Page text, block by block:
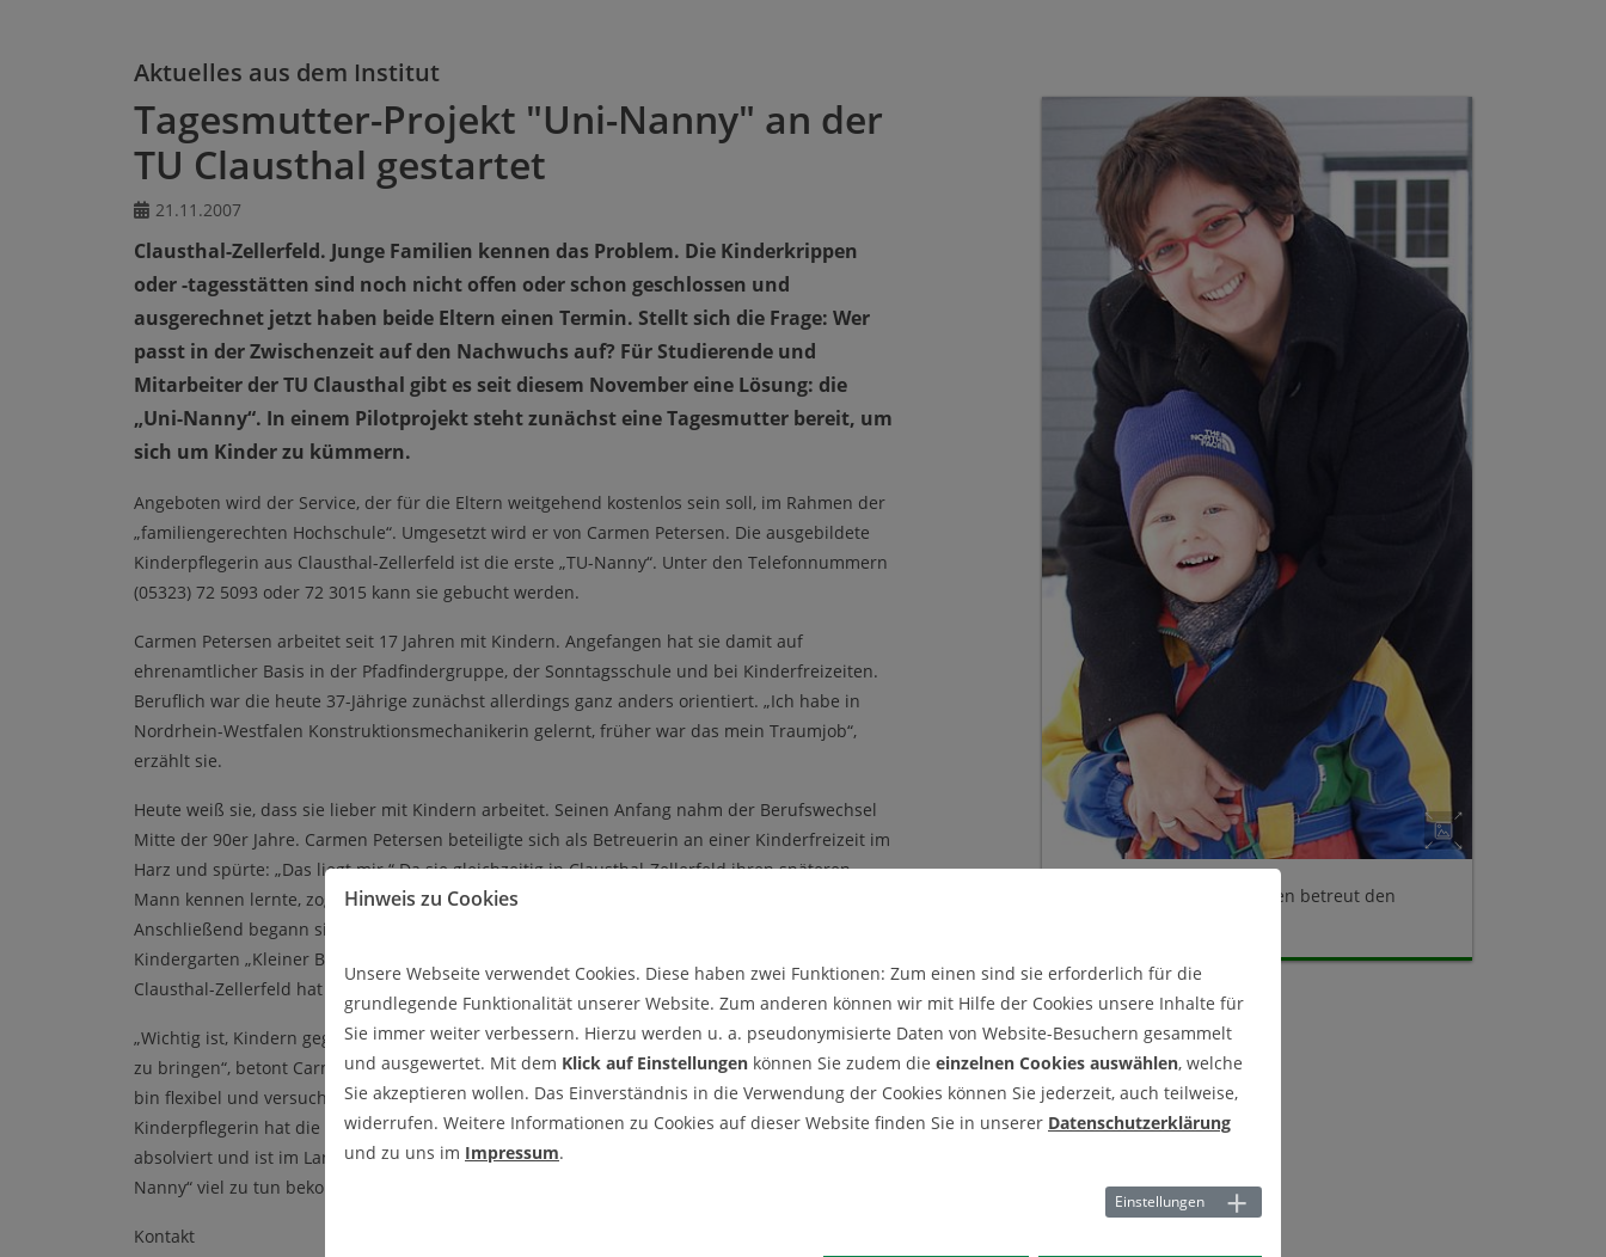
Aktuelles aus dem Institut
Tagesmutter-Projekt "Uni-Nanny" an der
TU Clausthal gestartet
21.11.2007
Clausthal-Zellerfeld. Junge Familien kennen das Problem. Die Kinderkrippen
oder -tagesstätten sind noch nicht offen oder schon geschlossen und
ausgerechnet jetzt haben beide Eltern einen Termin. Stellt sich die Frage: Wer
passt in der Zwischenzeit auf den Nachwuchs auf? Für Studierende und
Mitarbeiter der TU Clausthal gibt es seit diesem November eine Lösung: die
„Uni-Nanny“. In einem Pilotprojekt steht zunächst eine Tagesmutter bereit, um
sich um Kinder zu kümmern.
Angeboten wird der Service, der für die Eltern weitgehend kostenlos sein soll, im Rahmen der
„familiengerechten Hochschule“. Umgesetzt wird er von Carmen Petersen. Die ausgebildete
Kinderpflegerin aus Clausthal-Zellerfeld ist die erste „TU-Nanny“. Unter den Telefonnummern
(05323) 72 5093 oder 72 3015 kann sie gebucht werden.
Carmen Petersen arbeitet seit 17 Jahren mit Kindern. Angefangen hat sie damit auf
ehrenamtlicher Basis in der Pfadfindergruppe, der Sonntagsschule und bei Kinderfreizeiten.
Beruflich war die heute 37-Jährige zunächst allerdings ganz anders orientiert. „Ich habe in
Nordrhein-Westfalen Konstruktionsmechanikerin gelernt, früher war das mein Traumjob“,
erzählt sie.
Heute weiß sie, dass sie lieber mit Kindern arbeitet. Seinen Anfang nahm der Berufswechsel
Mitte der 90er Jahre. Carmen Petersen beteiligte sich als Betreuerin an einer Kinderfreizeit im
Harz und spürte: „Das liegt mir.“ Da sie gleichzeitig in Clausthal-Zellerfeld ihren späteren
Mann kennen lernte, zog sie in den Oberharz und durchlief ein Freiwilliges Soziales Jahr.
Anschließend begann sie in Osterode eine Ausbildung zur Kinderpflegerin. Nach Stationen im
Kindergarten „Kleiner Bruch“ sowie als variable Einsatzkraft für weitere Einrichtungen in
Clausthal-Zellerfeld hat sie sich inzwischen als Kinderbetreuerin selbstständig gemacht.
„Wichtig ist, Kindern gegenüber authentisch zu sein und ihnen Respekt und Achtung entgegen
zu bringen“, betont Carmen Petersen. Derzeit ist ihr Terminkalender zwar gut gefüllt, „aber ich
bin flexibel und versuche immer, etwas möglich zu machen.“ Neben ihrer Qualifikation als
Kinderpflegerin hat die Wahl-Harzerin einen Erste-Hilfe-Kurs für Säuglinge und Kleinkinder
absolviert und ist im Landkreis Goslar offiziell als Tagesmutter registriert. Wenn sie als „Uni-
Nanny“ viel zu tun bekommt, soll sie demnächst Verstärkung kriegen.
Kontakt
Uni-Nanny Carmen Petersen betreut den
Hinweis zu Cookies
Unsere Webseite verwendet Cookies. Diese haben zwei Funktionen: Zum einen sind sie erforderlich für die
grundlegende Funktionalität unserer Website. Zum anderen können wir mit Hilfe der Cookies unsere Inhalte für
Sie immer weiter verbessern. Hierzu werden u. a. pseudonymisierte Daten von Website-Besuchern gesammelt
und ausgewertet. Mit dem Klick auf Einstellungen können Sie zudem die einzelnen Cookies auswählen, welche
Sie akzeptieren wollen. Das Einverständnis in die Verwendung der Cookies können Sie jederzeit, auch teilweise,
widerrufen. Weitere Informationen zu Cookies auf dieser Website finden Sie in unserer Datenschutzerklärung
und zu uns im Impressum.
Einstellungen